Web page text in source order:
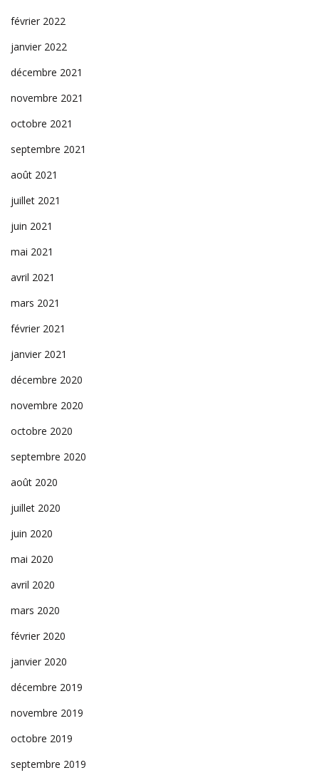
février 2022
janvier 2022
décembre 2021
novembre 2021
octobre 2021
septembre 2021
août 2021
juillet 2021
juin 2021
mai 2021
avril 2021
mars 2021
février 2021
janvier 2021
décembre 2020
novembre 2020
octobre 2020
septembre 2020
août 2020
juillet 2020
juin 2020
mai 2020
avril 2020
mars 2020
février 2020
janvier 2020
décembre 2019
novembre 2019
octobre 2019
septembre 2019